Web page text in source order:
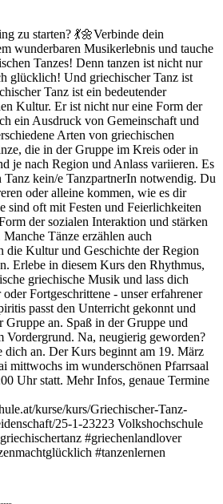
zu starten? 💃🌼Verbinde dein
wunderbaren Musikerlebnis und tauche
Tanzes! Denn tanzen ist nicht nur
glücklich! Und griechischer Tanz ist
Tanz ist ein bedeutender
Kultur. Er ist nicht nur eine Form der
ein Ausdruck von Gemeinschaft und
Arten von griechischen
die in der Gruppe im Kreis oder in
je nach Region und Anlass variieren. Es
kein/e TanzpartnerIn notwendig. Du
oder alleine kommen, wie es dir
sind oft mit Festen und Feierlichkeiten
der sozialen Interaktion und stärken
Tänze erzählen auch
die Kultur und Geschichte der Region
Erlebe in diesem Kurs den Rhythmus,
griechische Musik und lass dich
Fortgeschrittene - unser erfahrener
passt den Unterricht gekonnt und
Gruppe an. Spaß in der Gruppe und
Vordergrund. Na, neugierig geworden?
dich an. Der Kurs beginnt am 19. März
mittwochs im wunderschönen Pfarrsaal
Uhr statt. Mehr Infos, genaue Termine
kurse/kurs/Griechischer-Tanz-
25-1-23223 Volkshochschule
#griechenlandlover
#tanzenlernen